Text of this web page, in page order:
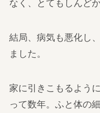
なく、とてもしんど
結局、病気も悪化し
ました。
家に引きこもるよう
って数年。ふと体の